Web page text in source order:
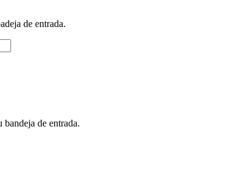
de entrada.
de entrada.